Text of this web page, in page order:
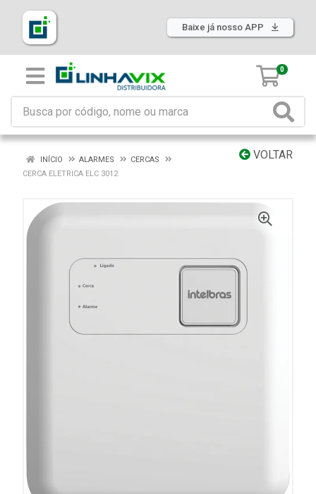
Baixe já nosso APP
0
VOLTAR
INÍCIO ALARMES
CERCAS
CERCA ELETRICA ELC 3012